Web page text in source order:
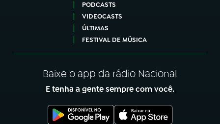
PODCASTS
VIDEOCASTS
ÚLTIMAS
FESTIVAL DE MÚSICA
Baixe o app da rádio Nacional
E tenha a gente sempre com você.